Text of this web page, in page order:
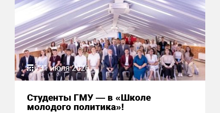
31 июля 2026
Студенты ГМУ — в «Школе
молодого политика»!